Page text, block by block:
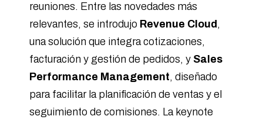
reuniones. Entre las novedades más
relevantes, se introdujo Revenue Cloud ,
una solución que integra cotizaciones,
facturación y gestión de pedidos, y Sales
Performance Management, diseñado
para facilitar la planificación de ventas y el
seguimiento de comisiones. La keynote